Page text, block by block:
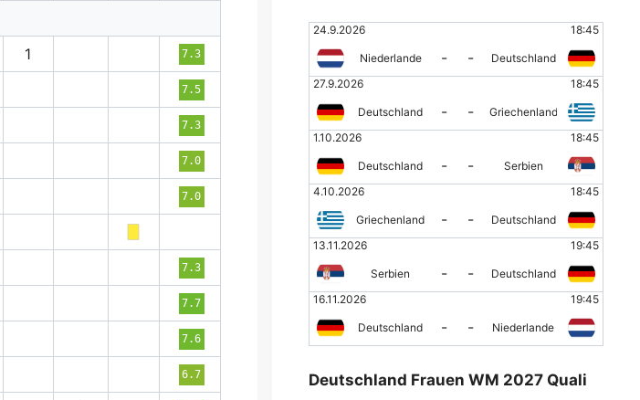
1 7.3
7.5
7.3
7.0
7.0
7.3
7.7
7.6
6.7
24.9.2026 18:45
Niederlande - -
Deutschland
27.9.2026
18:45
Deutschland - -
Griechenland
1.10.2026
18:45
Deutschland - -
Serbien
4.10.2026
18:45
Griechenland - -
Deutschland
13.11.2026
19:45
Serbien - -
Deutschland
16.11.2026
19:45
Deutschland - - Niederlande
Deutschland Frauen WM 2027 Quali